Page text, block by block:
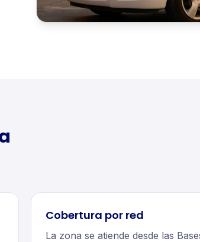
Cobertura por red
La zona se atiende desde las